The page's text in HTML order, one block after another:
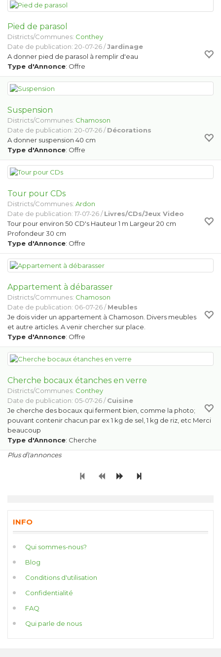
Pied de parasol
Districts/Communes: Conthey
Date de publication: 20-07-26 /Jardinage
A donner pied de parasol à remplir d'eau
Type d'Annonce: Offre
Suspension
Districts/Communes: Chamoson
Date de publication: 20-07-26 /Décorations
A donner suspension 40 cm
Type d'Annonce: Offre
Tour pour CDs
Districts/Communes: Ardon
Date de publication: 17-07-26 /Livres/CDs/Jeux Video
Tour pour environ 50 CD's Hauteur 1 m Largeur 20 cm
Profondeur 30 cm
Type d'Annonce: Offre
Appartement à débarasser
Districts/Communes: Chamoson
Date de publication: 06-07-26 /Meubles
Je dois vider un appartement à Chamoson. Divers meubles
et autre articles. A venir chercher sur place.
Type d'Annonce: Offre
Cherche bocaux étanches en verre
Districts/Communes: Conthey
Date de publication: 05-07-26 /Cuisine
Je cherche des bocaux qui ferment bien, comme la photo;
pouvant contenir chacun par ex 1 kg de sel, 1 kg de riz, etc Merci
beaucoup
Type d'Annonce: Cherche
Plus d\'annonces
INFO
Qui sommes-nous?
Blog
Conditions d'utilisation
Confidentialité
FAQ
Qui parle de nous